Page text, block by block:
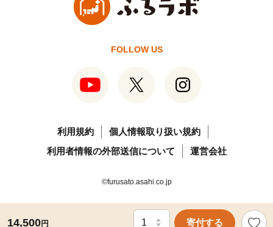
14,500円 寄付する
FOLLOW US
利用規約
個人情報取り扱い規約
利用者情報の外部送信について
運営会社
©furusato.asahi.co.jp